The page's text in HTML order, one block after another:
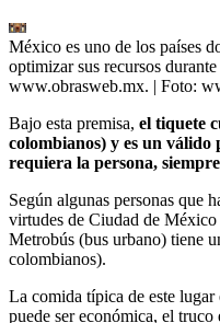
México es uno de los países
optimizar sus recursos
www.obrasweb.mx. | Foto:
Bajo esta premisa, el tiquete
colombianos) y es un válido
requiera la persona,
Según algunas personas que
virtudes de Ciudad de México
Metrobús (bus urbano) tiene
colombianos).
La comida típica de este
puede ser económica, el truco